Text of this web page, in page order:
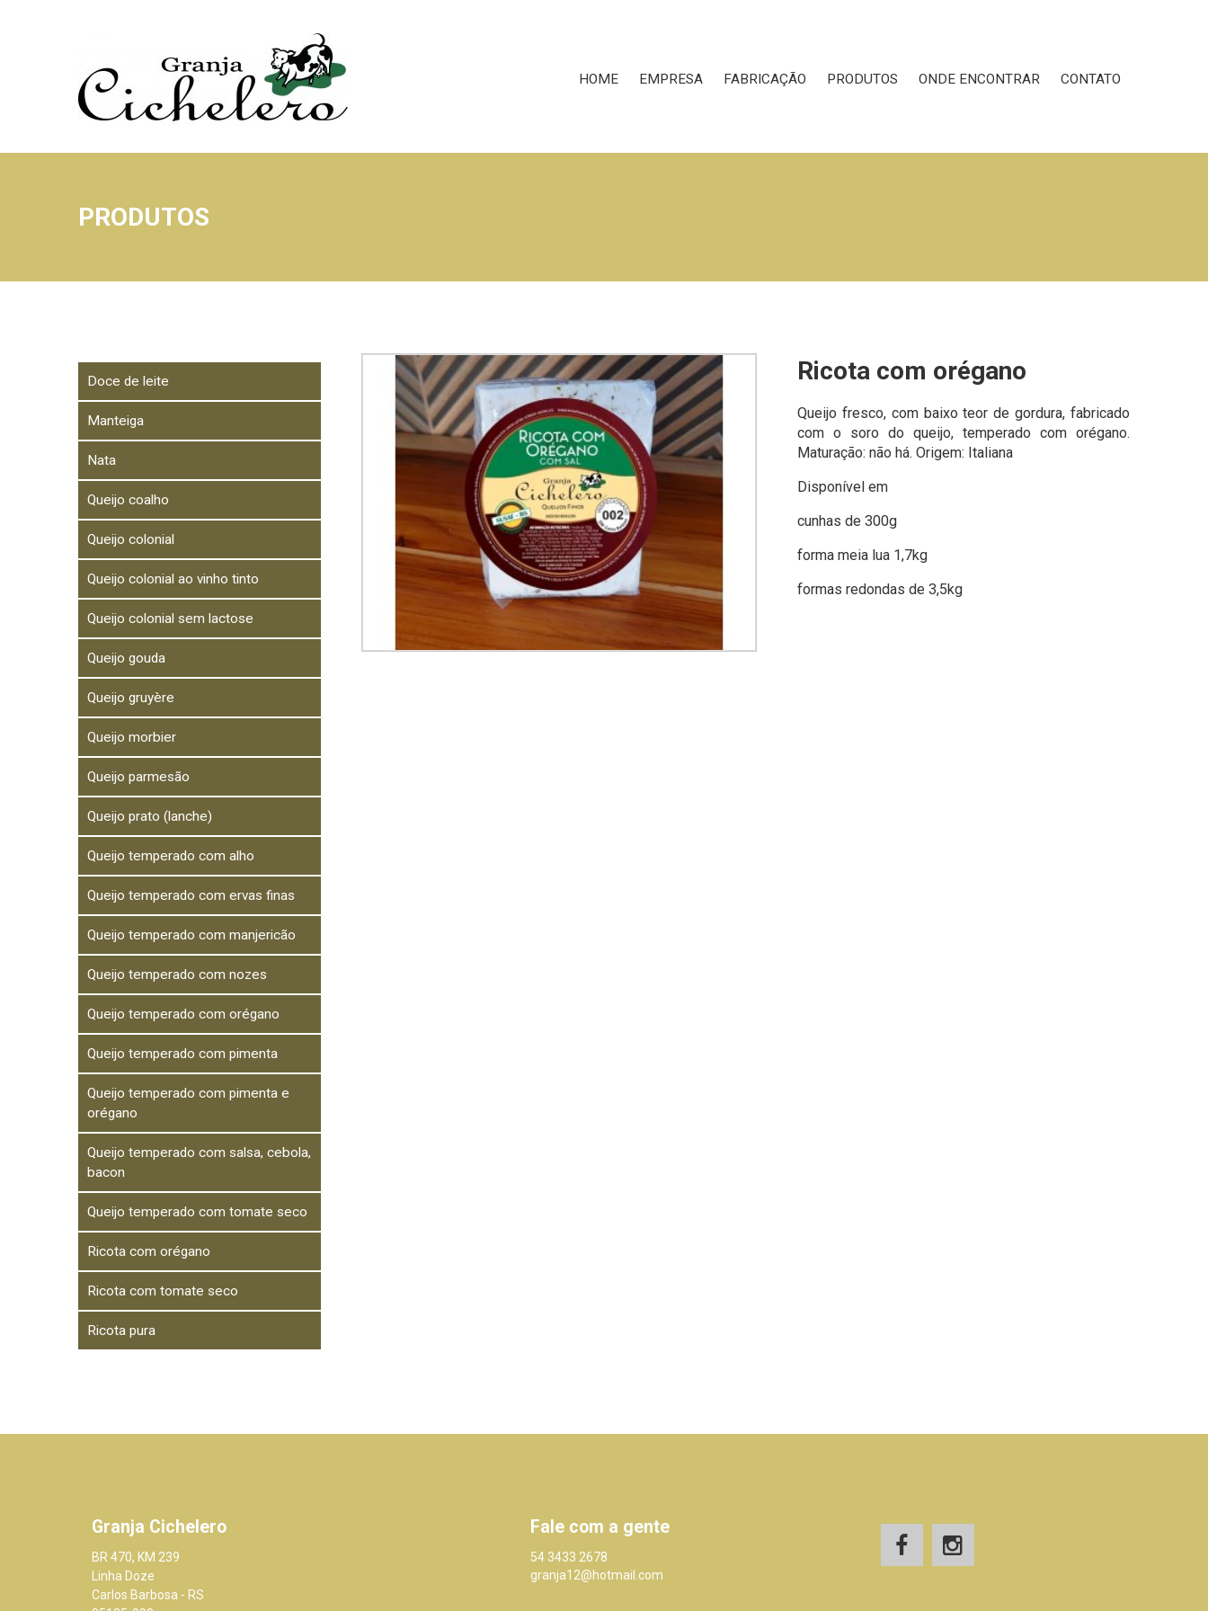
HOME EMPRESA FABRICAÇÃO PRODUTOS ONDE ENCONTRAR CONTATO
PRODUTOS
Doce de leite
Manteiga
Nata
Queijo coalho
Queijo colonial
Queijo colonial ao vinho tinto
Queijo colonial sem lactose
Queijo gouda
Queijo gruyère
Queijo morbier
Queijo parmesão
Queijo prato (lanche)
Queijo temperado com alho
Queijo temperado com ervas finas
Queijo temperado com manjericão
Queijo temperado com nozes
Queijo temperado com orégano
Queijo temperado com pimenta
Queijo temperado com pimenta e
orégano
Queijo temperado com salsa, cebola,
bacon
Queijo temperado com tomate seco
Ricota com orégano
Ricota com tomate seco
Ricota pura
Ricota com orégano
Queijo fresco, com baixo teor de gordura, fabricado
com o soro do queijo, temperado com orégano.
Maturação: não há. Origem: Italiana
Disponível em
cunhas de 300g
forma meia lua 1,7kg
formas redondas de 3,5kg
Granja Cichelero
BR 470, KM 239
Linha Doze
Carlos Barbosa - RS
Fale com a gente
54 3433 2678
granja12@hotmail.com